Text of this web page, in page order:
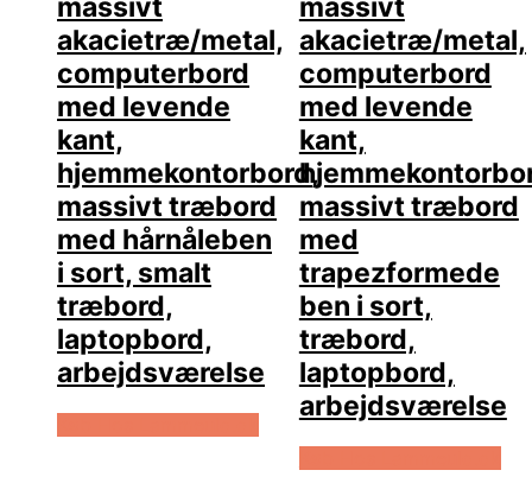
massivt
akacietræ/metal,
computerbord
med levende
kant,
hjemmekontorbord,
massivt træbord
med hårnåleben
i sort, smalt
træbord,
laptopbord,
arbejdsværelse
massivt
akacietræ/metal,
computerbord
med levende
kant,
massivt træbord
med
trapezformede
ben i sort,
træbord,
laptopbord,
arbejdsværelse